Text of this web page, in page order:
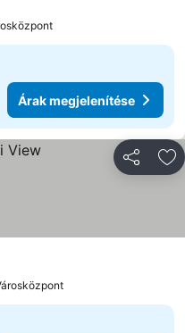
Árak megjelenítése